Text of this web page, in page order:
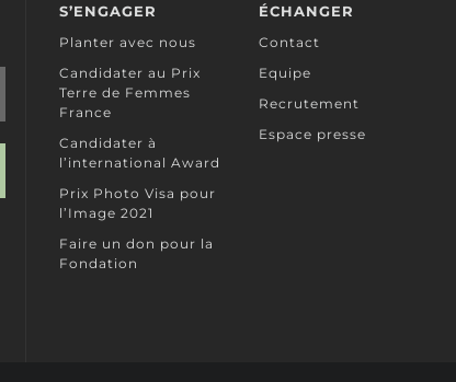
S’ENGAGER
Planter avec nous
Candidater au Prix
Terre de Femmes
France
Candidater à
l’international Award
Prix Photo Visa pour
l’Image 2021
Faire un don pour la
Fondation
ÉCHANGER
Contact
Equipe
Recrutement
Espace presse